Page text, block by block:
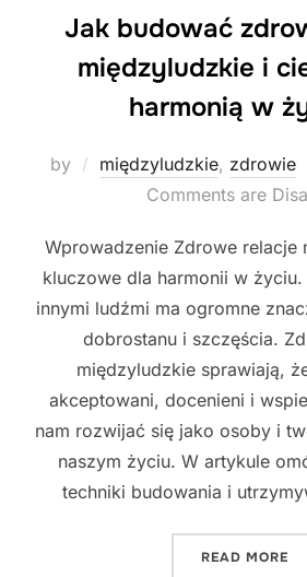
Jak budować
międzyludzkie i
harmonią w
by międzyludzkie, zdrowie
Comments are
Wprowadzenie Zdrowe relacje
kluczowe dla harmonii w życiu.
innymi ludźmi ma ogromne
dobrostanu i szczęścia.
międzyludzkie sprawiają,
akceptowani, docenieni i
nam rozwijać się jako osoby i
naszym życiu. W artykule
techniki budowania i
READ MORE